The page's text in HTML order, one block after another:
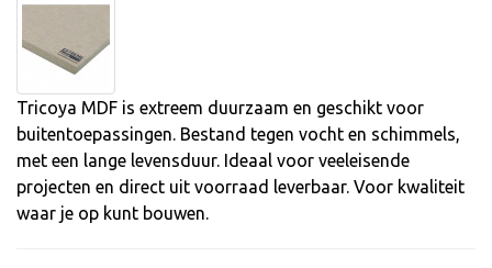
Tricoya MDF is extreem duurzaam en geschikt voor
buitentoepassingen. Bestand tegen vocht en schimmels,
met een lange levensduur. Ideaal voor veeleisende
projecten en direct uit voorraad leverbaar. Voor kwaliteit
waar je op kunt bouwen.